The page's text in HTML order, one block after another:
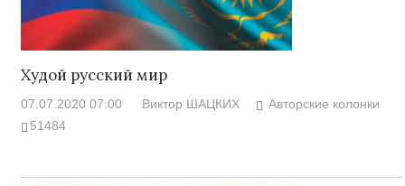
Худой русский мир
07.07.2020 07:00 Виктор ШАЦКИХ
Авторские колонки
51484